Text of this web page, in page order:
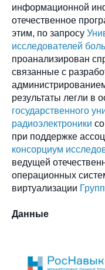
информационной
отечественное
этим, по запросу
исследователей
проанализирован
связанные с
результаты легли в
государственного
радиоэлектроники
при поддержке
консорциум
ведущей
операционных
виртуализации
Данные